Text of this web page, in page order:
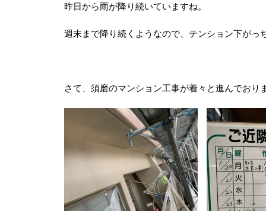
昨日から雨が降り続いていますね。
週末まで降り続くようなので、テンション下がっ
さて、須磨のマンション工事が着々と進んでおり